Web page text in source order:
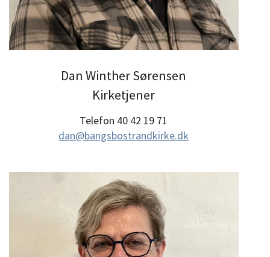
Dan Winther Sørensen
Kirketjener
Telefon 40 42 19 71
dan@bangsbostrandkirke.dk